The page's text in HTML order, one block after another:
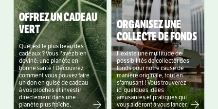
OFFREZ UN CADEAU
VERT
Quel est le plus beau des
cadeaux ? Vous l'avez bien
deviné: une planète en
bonne santé ! Découvrez
comment vous pouvez faire
un don en guise de cadeau
à vos proches et investir
directement dans une
planète plus fraîche.
ORGANISEZ UNE
COLLECTE DE FONDS
Il existe une multitude de
possibilités de collecter des
fonds pour notre cause de
manière originale, tout en
s'amusant ! Vous trouverez
ici quelques idées
amusantes et pratiques qui
vous aideront à vous lancer.